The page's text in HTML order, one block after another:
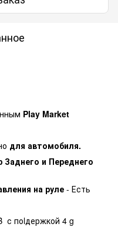
Play Market
для автомобиля.
Заднего и Переднего
на руле - Есть
с поlдержкой 4 g